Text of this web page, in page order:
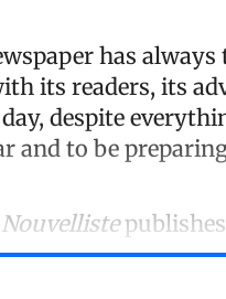
has
its readers, its
despite
and to be